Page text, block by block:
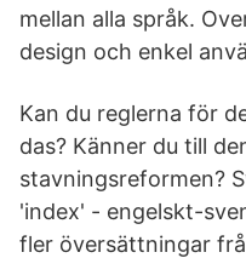
mellan alla språk.
design och enkel
Kan du reglerna för
das? Känner du till
stavningsreformen?
'index' - engelskt-
fler översättningar